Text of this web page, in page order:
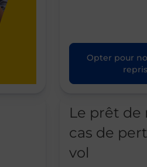
Opter pour
Le prêt de
cas de
vol